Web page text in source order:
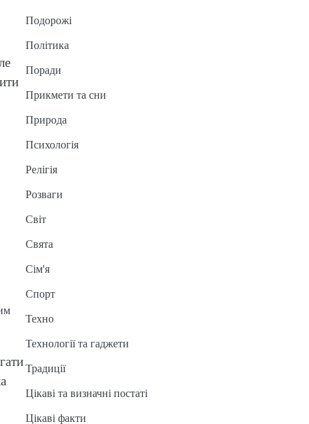
Подорожі
Політика
Поради
Прикмети та сни
Природа
Психологія
Релігія
Розваги
Світ
Свята
Сім'я
Спорт
Техно
Технології та гаджети
Традиції
Цікаві та визначні постаті
Цікаві факти